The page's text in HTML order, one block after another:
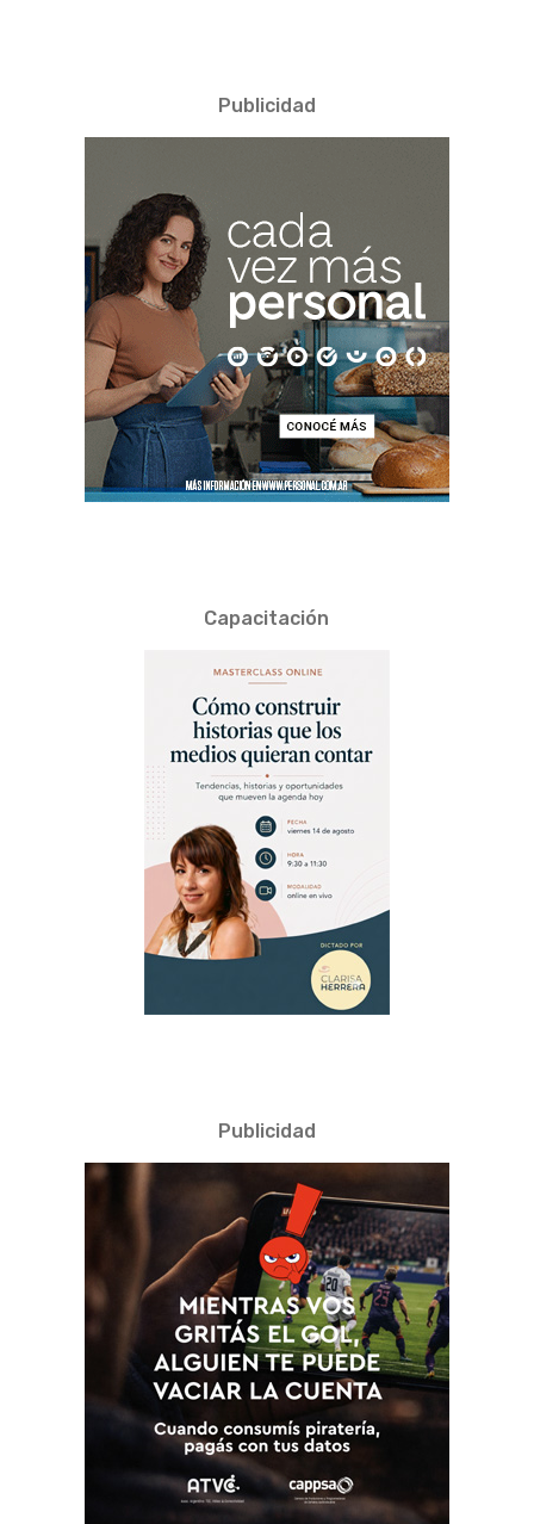
Publicidad
Capacitación
Publicidad